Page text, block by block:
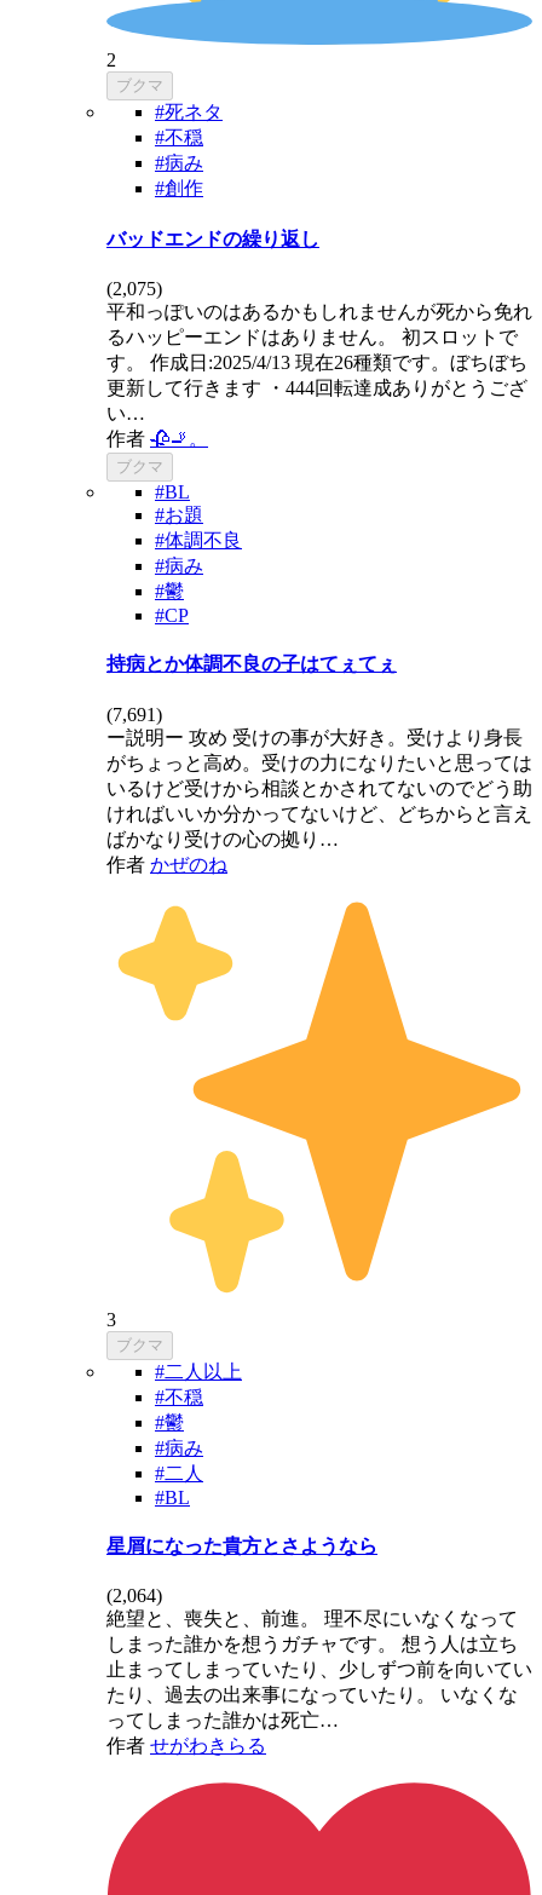
2
ブクマ
#死ネタ
#不穏
#病み
#創作
バッドエンドの繰り返し
(2,075)
平和っぽいのはあるかもしれませんが死から免れ
るハッピーエンドはありません。 初スロットで
す。 作成日:2025/4/13 現在26種類です。ぼちぼち
更新して行きます ・444回転達成ありがとうござ
い…
作者 🥀🚬。
ブクマ
#BL
#お題
#体調不良
#病み
#鬱
#CP
持病とか体調不良の子はてぇてぇ
(7,691)
ー説明ー 攻め 受けの事が大好き。受けより身長
がちょっと高め。受けの力になりたいと思っては
いるけど受けから相談とかされてないのでどう助
ければいいか分かってないけど、どちからと言え
ばかなり受けの心の拠り…
作者 かぜのね
3
ブクマ
#二人以上
#不穏
#鬱
#病み
#二人
#BL
星屑になった貴方とさようなら
(2,064)
絶望と、喪失と、前進。 理不尽にいなくなって
しまった誰かを想うガチャです。 想う人は立ち
止まってしまっていたり、少しずつ前を向いてい
たり、過去の出来事になっていたり。 いなくな
ってしまった誰かは死亡…
作者 せがわきらる